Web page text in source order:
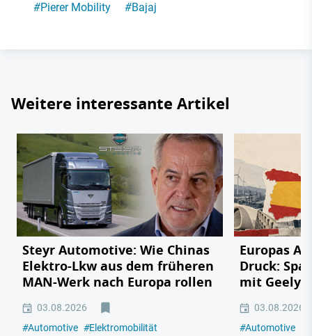
#Pierer Mobility #Bajaj
Weitere interessante Artikel
Steyr Automotive: Wie Chinas
Elektro-Lkw aus dem früheren
MAN-Werk nach Europa rollen
03.08.2026
#Automotive #Elektromobilität
Europas
Druck:
mit Geely,
03.08.2026
#Automotive